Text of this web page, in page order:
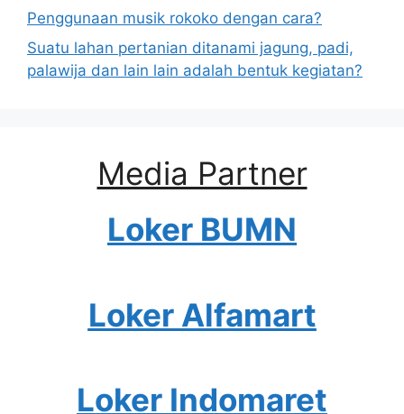
Penggunaan musik rokoko dengan cara?
Suatu lahan pertanian ditanami jagung, padi,
palawija dan lain lain adalah bentuk kegiatan?
Media Partner
Loker BUMN
Loker Alfamart
Loker Indomaret